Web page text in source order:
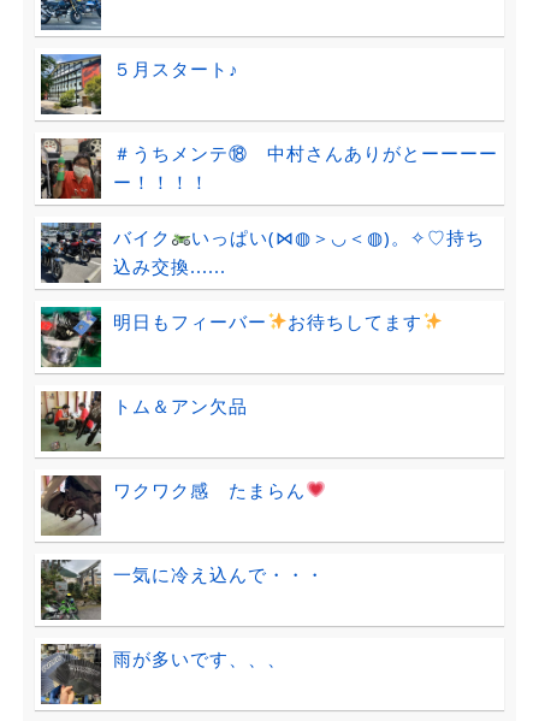
５月スタート♪
＃うちメンテ⑱ 中村さんありがとーーーー
ー！！！！
バイク
いっぱい(⋈◍＞◡＜◍)。✧♡持ち
込み交換......
明日もフィーバー お待ちしてます
トム＆アン欠品
ワクワク感 たまらん
一気に冷え込んで・・・
雨が多いです、、、